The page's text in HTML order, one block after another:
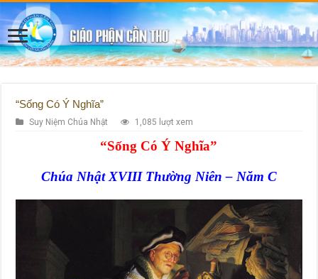
“Sống Có Ý Nghĩa”
Suy Niệm Chúa Nhật 1,085 lượt xem
“Sống Có Ý Nghĩa”
Chúa Nhật XVIII Thường Niên – Năm C